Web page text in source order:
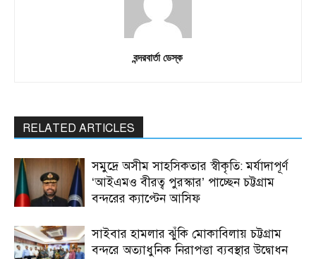
বন্দরবার্তা ডেস্ক
RELATED ARTICLES
সমুদ্রে অসীম সাহসিকতার স্বীকৃতি: মর্যাদাপূর্ণ
‘আইএমও বীরত্ব পুরস্কার’ পাচ্ছেন চট্টগ্রাম
বন্দরের ক্যাপ্টেন আসিফ
সাইবার হামলার ঝুঁকি মোকাবিলায় চট্টগ্রাম
বন্দরে অত্যাধুনিক নিরাপত্তা ব্যবস্থার উদ্বোধন